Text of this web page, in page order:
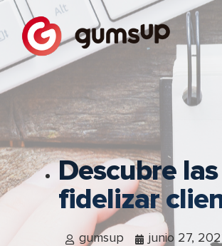
Descubre
fidelizar
gumsup junio 27,